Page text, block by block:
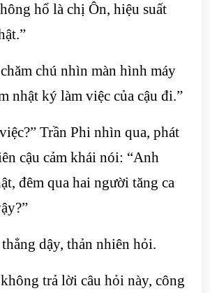
hổ là chị Ôn, hiệu suất
chú nhìn màn hình máy
nhật ký làm việc của cậu đi.”
Trần Phi nhìn qua, phát
cậu cảm khái nói: “Anh
đêm qua hai người tăng ca
dậy, thản nhiên hỏi.
trả lời câu hỏi này, công